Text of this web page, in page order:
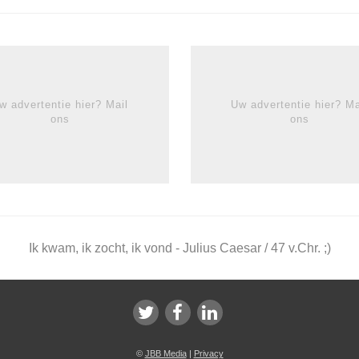
advertentie hier? Mail
ons
Uw advertentie hier?
ons
Ik kwam, ik zocht, ik vond - Julius Caesar / 47 v.Chr. ;)
© JBB Media| Privacy